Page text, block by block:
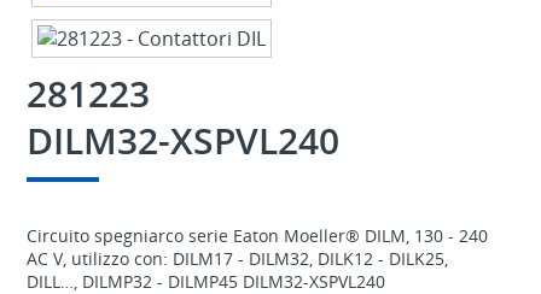
281223
DILM32-XSPVL240
Circuito spegniarco serie Eaton Moeller® DILM, 130 - 240
AC V, utilizzo con: DILM17 - DILM32, DILK12 - DILK25,
DILL…, DILMP32 - DILMP45 DILM32-XSPVL240